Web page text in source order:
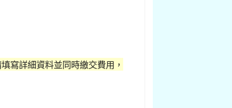
寫詳細資料並同時繳交費用，